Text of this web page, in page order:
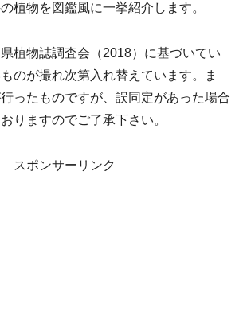
植物を図鑑風に一挙紹介します。
植物誌調査会（2018）に基づいてい
のが撮れ次第入れ替えています。ま
ったものですが、誤同定があった場合
りますのでご了承下さい。
スポンサーリンク